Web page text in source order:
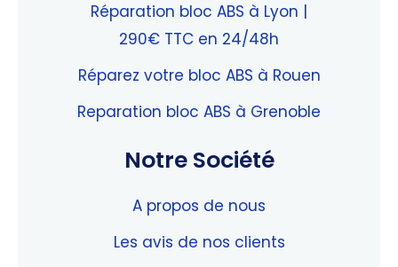
Réparation bloc ABS à Lyon |
290€ TTC en 24/48h
Réparez votre bloc ABS à Rouen
Reparation bloc ABS à Grenoble
Notre Société
A propos de nous
Les avis de nos clients